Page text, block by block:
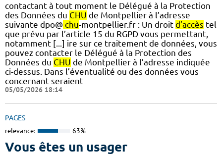
contactant à tout moment le Délégué à la Protection
des Données du CHU de Montpellier à l’adresse
suivante dpo@ chu-montpellier.fr : Un droit d’accès tel
que prévu par l’article 15 du RGPD vous permettant,
notamment [...] ire sur ce traitement de données, vous
pouvez contacter le Délégué à la Protection des
Données du CHU de Montpellier à l’adresse indiquée
ci-dessus. Dans l’éventualité ou des données vous
concernant seraient
05/05/2026 18:14
PAGES
relevance: 63%
Vous êtes un usager